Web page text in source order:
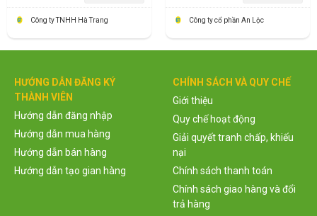
Công ty TNHH Hà Trang Công ty cổ phần An Lộc
HƯỚNG DẪN ĐĂNG KÝ
THÀNH VIÊN
Hướng dẫn đăng nhập
Hướng dẫn mua hàng
Hướng dẫn bán hàng
Hướng dẫn tạo gian hàng
CHÍNH SÁCH VÀ QUY CHẾ
Giới thiệu
Quy chế hoạt động
Giải quyết tranh chấp, khiếu
nại
Chính sách thanh toán
Chính sách giao hàng và đổi
trả hàng